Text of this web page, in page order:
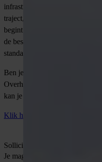
infrastructuurprofessionals. Wij
traject, waarin jouw wensen en
begint of je carrière een
de beste match met onze top-
standaard aanpak, maar
Ben je enthousiast geworden?
Overhand via WhatsApp op
kan je eenvoudig een afspraak
Klik hier om direct te solliciteren!
Solliciteer direct
Je mag ook direct contact